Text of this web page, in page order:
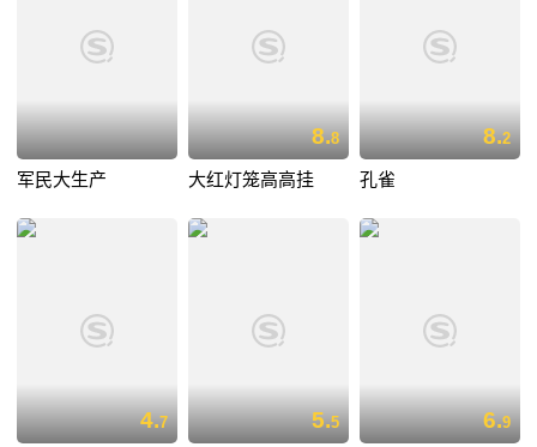
军民大生产
8.8
大红灯笼高高挂
8.2
孔雀
4.7 5.5 6.9